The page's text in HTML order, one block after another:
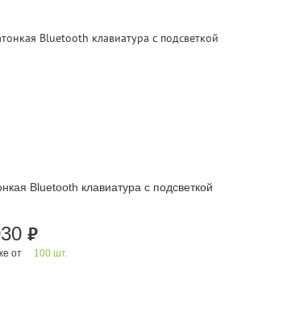
Bluetooth клавиатура с подсветкой
руб.
от 100 шт.